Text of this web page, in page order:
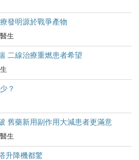
發明源於戰爭產物
生
二線治療重燃患者希望
？
舊藥新用副作用大減患者更滿意
生
升降機都驚